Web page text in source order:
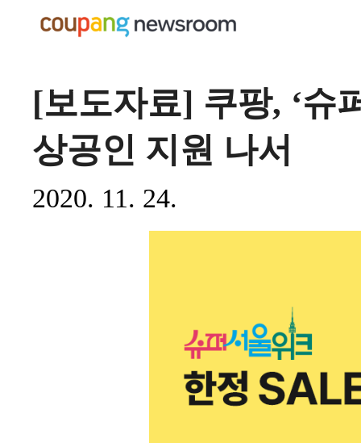
[보도자료] 쿠팡, ‘슈
상공인 지원 나서
2020. 11. 24.